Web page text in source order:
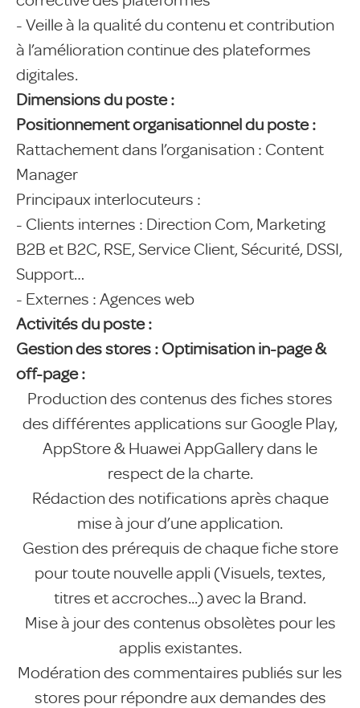
- Veille à la qualité du contenu et contribution
à l’amélioration continue des plateformes
digitales.
Dimensions du poste :
Positionnement organisationnel du poste :
Rattachement dans l’organisation : Content
Manager
Principaux interlocuteurs :
- Clients internes : Direction Com, Marketing
B2B et B2C, RSE, Service Client, Sécurité, DSSI,
Support…
- Externes : Agences web
Activités du poste :
Gestion des stores : Optimisation in-page &
off-page :
Production des contenus des fiches stores
des différentes applications sur Google Play,
AppStore & Huawei AppGallery dans le
respect de la charte.
Rédaction des notifications après chaque
mise à jour d’une application.
Gestion des prérequis de chaque fiche store
pour toute nouvelle appli (Visuels, textes,
titres et accroches...) avec la Brand.
Mise à jour des contenus obsolètes pour les
applis existantes.
Modération des commentaires publiés sur les
stores pour répondre aux demandes des